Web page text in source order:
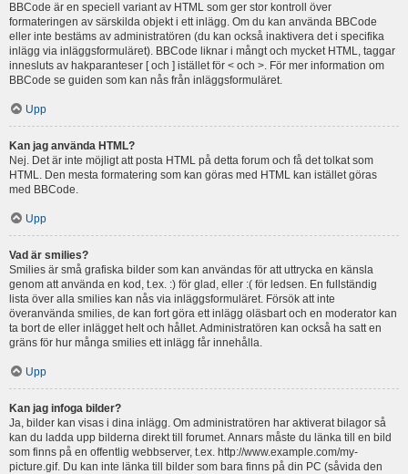
BBCode är en speciell variant av HTML som ger stor kontroll över
formateringen av särskilda objekt i ett inlägg. Om du kan använda BBCode
eller inte bestäms av administratören (du kan också inaktivera det i specifika
inlägg via inläggsformuläret). BBCode liknar i mångt och mycket HTML, taggar
innesluts av hakparanteser [ och ] istället för < och >. För mer information om
BBCode se guiden som kan nås från inläggsformuläret.
Upp
Kan jag använda HTML?
Nej. Det är inte möjligt att posta HTML på detta forum och få det tolkat som
HTML. Den mesta formatering som kan göras med HTML kan istället göras
med BBCode.
Upp
Vad är smilies?
Smilies är små grafiska bilder som kan användas för att uttrycka en känsla
genom att använda en kod, t.ex. :) för glad, eller :( för ledsen. En fullständig
lista över alla smilies kan nås via inläggsformuläret. Försök att inte
överanvända smilies, de kan fort göra ett inlägg oläsbart och en moderator kan
ta bort de eller inlägget helt och hållet. Administratören kan också ha satt en
gräns för hur många smilies ett inlägg får innehålla.
Upp
Kan jag infoga bilder?
Ja, bilder kan visas i dina inlägg. Om administratören har aktiverat bilagor så
kan du ladda upp bilderna direkt till forumet. Annars måste du länka till en bild
som finns på en offentlig webbserver, t.ex. http://www.example.com/my-
picture.gif. Du kan inte länka till bilder som bara finns på din PC (såvida den